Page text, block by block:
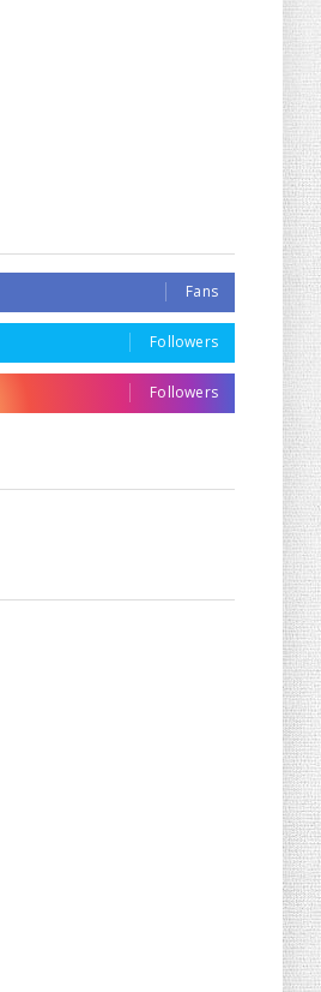
Fans
Followers
Followers